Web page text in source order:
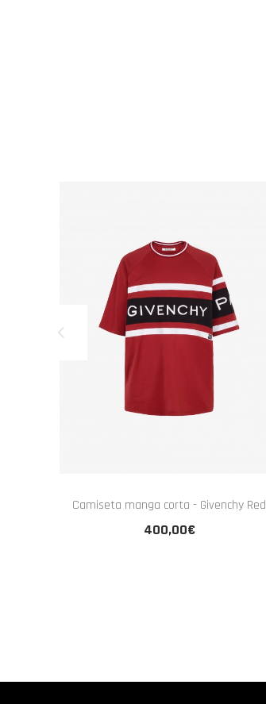
Camiseta manga corta - Givenchy Red
400,00€